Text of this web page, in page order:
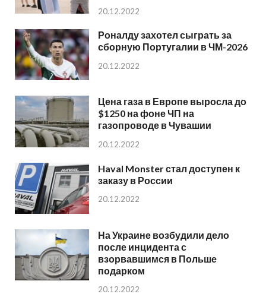
20.12.2022
Роналду захотел сыграть за
сборную Португалии в ЧМ-2026
20.12.2022
Цена газа в Европе выросла до
$1250 на фоне ЧП на
газопроводе в Чувашии
20.12.2022
Haval Monster стал доступен к
заказу в России
20.12.2022
На Украине возбудили дело
после инцидента с
взорвавшимся в Польше
подарком
20.12.2022